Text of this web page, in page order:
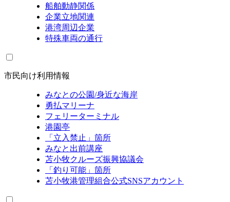
船舶動静関係
企業立地関連
港湾周辺企業
特殊車両の通行
市民向け利用情報
みなとの公園/身近な海岸
勇払マリーナ
フェリーターミナル
港園亭
「立入禁止」箇所
みなと出前講座
苫小牧クルーズ振興協議会
「釣り可能」箇所
苫小牧港管理組合公式SNSアカウント